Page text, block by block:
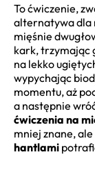
To ćwiczenie,
alternatywa dla
mięśnie
kark, trzymając
na lekko
wypychając
momentu, aż
a następnie
ćwiczenia na
mniej znane,
hantlami